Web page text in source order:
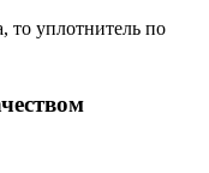
то уплотнитель по